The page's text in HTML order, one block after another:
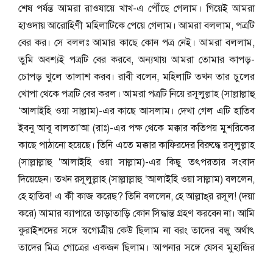
শেষ পর্যন্ত আমরা রাওযায়ে খাখ-এ পৌঁছে গেলাম। গিয়েই আমরা
হাওদায় আরোহিণী মহিলাটিকে পেয়ে গেলাম। আমরা বললাম, পত্রটি
বের কর। সে বললঃ আমার কাছে কোন পত্র নেই। আমরা বললাম,
তুমি অবশ্যই পত্রটি বের করবে, অন্যথায় আমরা তোমার কাপড়-
চোপড় খুলে তালাশ করব। রাবী বলেন, মহিলাটি তখন তার চুলের
খোপা থেকে পত্রটি বের করল। আমরা পত্রটি নিয়ে রসূলুল্লাহ (সাল্লাল্লাহু
‘আলাইহি ওয়া সাল্লাম)-এর কাছে আসলাম। দেখা গেল এটি হাতিব
ইবনু আবূ বালতা’আ (রাঃ)-এর পক্ষ থেকে মক্কার কতিপয় মুশরিকের
কাছে পাঠানো হয়েছে। তিনি এতে মক্কার কাফিরদের বিরুদ্ধে রসূলুল্লাহ
(সাল্লাল্লাহু ‘আলাইহি ওয়া সাল্লাম)-এর কিছু তৎপরতার সংবাদ
দিয়েছেন। তখন রসূলুল্লাহ (সাল্লাল্লাহু ‘আলাইহি ওয়া সাল্লাম) বললেন,
হে হাতিব! এ কী কাজ করেছ? তিনি বললেন, হে আল্লাহ্‌র রসূল! (দয়া
করে) আমার ব্যাপারে তাড়াতাড়ি কোন সিদ্ধান্ত গ্রহণ করবেন না। আমি
কুরাইশদের সঙ্গে স্বগোত্রীয় কেউ ছিলাম না বরং তাদের বন্ধু অর্থাৎ
তাদের মিত্র গোত্রের একজন ছিলাম। আপনার সঙ্গে যেসব মুহাজির